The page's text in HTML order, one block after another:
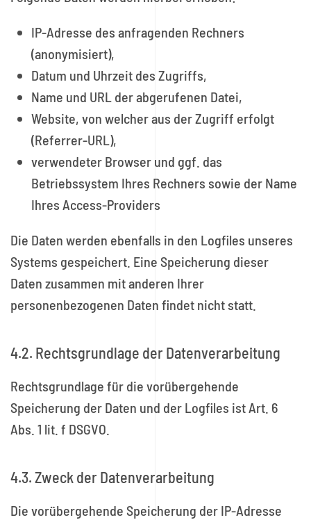
IP-Adresse des anfragenden Rechners
(anonymisiert),
Datum und Uhrzeit des Zugriffs,
Name und URL der abgerufenen Datei,
Website, von welcher aus der Zugriff erfolgt
(Referrer-URL),
verwendeter Browser und ggf. das
Betriebssystem Ihres Rechners sowie der Name
Ihres Access-Providers
Die Daten werden ebenfalls in den Logfiles unseres
Systems gespeichert. Eine Speicherung dieser
Daten zusammen mit anderen Ihrer
personenbezogenen Daten findet nicht statt.
4.2. Rechtsgrundlage der Datenverarbeitung
Rechtsgrundlage für die vorübergehende
Speicherung der Daten und der Logfiles ist Art. 6
Abs. 1 lit. f DSGVO.
4.3. Zweck der Datenverarbeitung
Die vorübergehende Speicherung der IP-Adresse